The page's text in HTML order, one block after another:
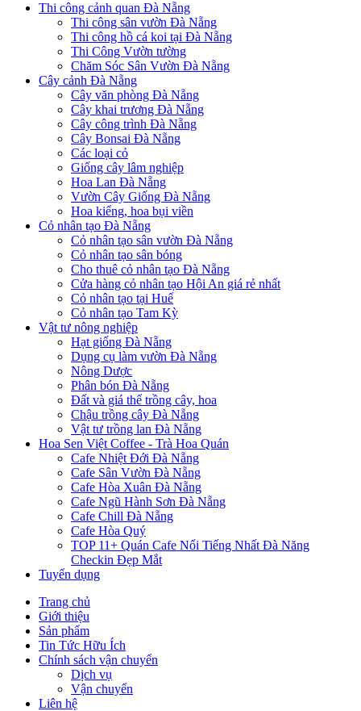
Thi công cảnh quan Đà Nẵng
Thi công sân vườn Đà Nẵng
Thi công hồ cá koi tại Đà Nẵng
Thi Công Vườn tường
Chăm Sóc Sân Vườn Đà Nẵng
Cây cảnh Đà Nẵng
Cây văn phòng Đà Nẵng
Cây khai trương Đà Nẵng
Cây công trình Đà Nẵng
Cây Bonsai Đà Nẵng
Các loại cỏ
Giống cây lâm nghiệp
Hoa Lan Đà Nẵng
Vườn Cây Giống Đà Nẵng
Hoa kiểng, hoa bụi viền
Cỏ nhân tạo Đà Nẵng
Cỏ nhân tạo sân vườn Đà Nẵng
Cỏ nhân tạo sân bóng
Cho thuê cỏ nhân tạo Đà Nẵng
Cửa hàng cỏ nhân tạo Hội An giá rẻ nhất
Cỏ nhân tạo tại Huế
Cỏ nhân tạo Tam Kỳ
Vật tư nông nghiệp
Hạt giống Đà Nẵng
Dụng cụ làm vườn Đà Nẵng
Nông Dược
Phân bón Đà Nẵng
Đất và giá thể trồng cây, hoa
Chậu trồng cây Đà Nẵng
Vật tư trồng lan Đà Nẵng
Hoa Sen Việt Coffee - Trà Hoa Quán
Cafe Nhiệt Đới Đà Nẵng
Cafe Sân Vườn Đà Nẵng
Cafe Hòa Xuân Đà Nẵng
Cafe Ngũ Hành Sơn Đà Nẵng
Cafe Chill Đà Nẵng
Cafe Hòa Quý
TOP 11+ Quán Cafe Nổi Tiếng Nhất Đà Năng
Checkin Đẹp Mắt
Tuyển dụng
Trang chủ
Giới thiệu
Sản phẩm
Tin Tức Hữu Ích
Chính sách vận chuyển
Dịch vụ
Vận chuyển
Liên hệ